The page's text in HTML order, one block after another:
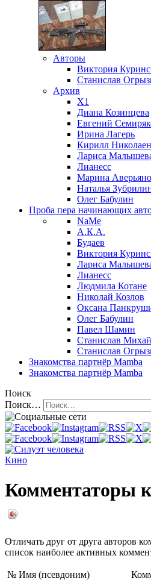
Авторы
Виктория
Станислав
Архив
X1
Диана Козинцева
Евгений
Ирина Лагерь
Кирилл
Лариса
Лианесс
Марина
Наталья
Олег Бабулин
Проба пера начинающих
NaMe
А.К.А.
Будаев
Виктория
Лариса
Лианесс
Людмила Котане
Николай Козлов
Оксана
Олег Бабулин
Павел Шамин
Станислав
Станислав
Знакомства партнёр Mamba
Знакомства партнёр Mamba
Поиск
Поиск…
Кино
Комментаторы
Отличать друг от друга авторов
список наиболее активных
№ Имя (псевдоним)